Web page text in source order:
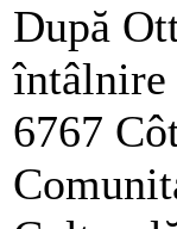
După
întâlnire
6767